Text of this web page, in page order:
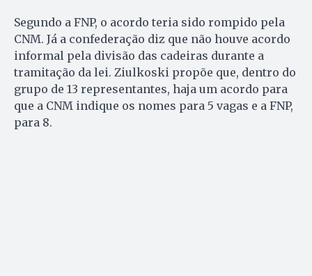
Segundo a FNP, o acordo teria sido rompido pela
CNM. Já a confederação diz que não houve acordo
informal pela divisão das cadeiras durante a
tramitação da lei. Ziulkoski propõe que, dentro do
grupo de 13 representantes, haja um acordo para
que a CNM indique os nomes para 5 vagas e a FNP,
para 8.